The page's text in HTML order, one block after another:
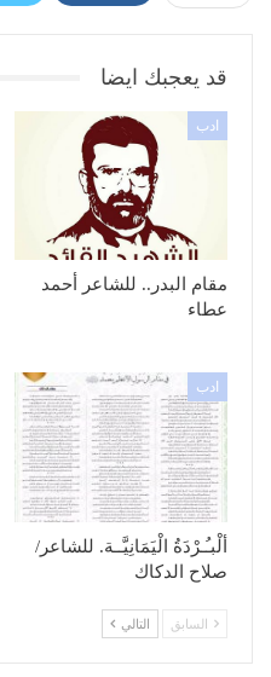
قد يعجبك ايضا
ادب
مقام البدر.. للشاعر أحمد
عطاء
ادب
ألْبـُـرْدَةُ الْيَمَانِيَّــة. للشاعر/
صلاح الدكاك
السابق التالي